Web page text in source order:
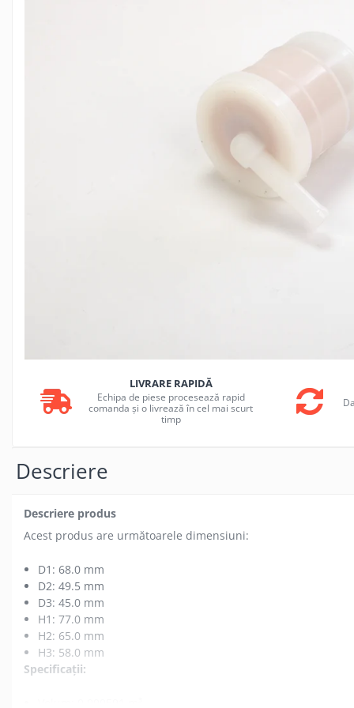
LIVRARE RAPIDĂ
Echipa de piese procesează rapid
comanda și o livrează în cel mai scurt
timp
Descriere
Descriere produs
Acest produs are următoarele dimensiuni:
D1: 68.0 mm
D2: 49.5 mm
D3: 45.0 mm
H1: 77.0 mm
H2: 65.0 mm
H3: 58.0 mm
Specificații: